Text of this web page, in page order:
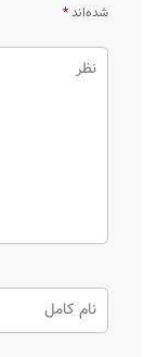
شده‌اند*